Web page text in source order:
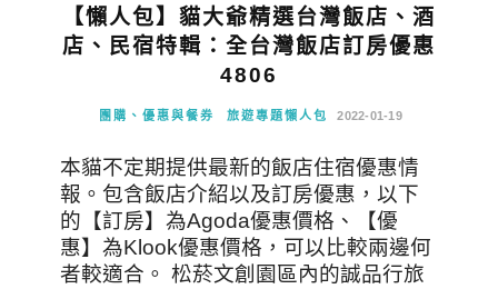
【懶人包】貓大爺精選台灣飯店、酒
店、民宿特輯：全台灣飯店訂房優惠
4806
團購、優惠與餐券 旅遊專題懶人包 2022-01-19
本貓不定期提供最新的飯店住宿優惠情
報。包含飯店介紹以及訂房優惠，以下
的【訂房】為Agoda優惠價格、【優
惠】為Klook優惠價格，可以比較兩邊何
者較適合。 松菸文創園區內的誠品行旅